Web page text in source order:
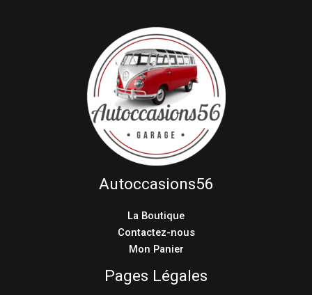
Autoccasions56
La Boutique
Contactez-nous
Mon Panier
Pages Légales